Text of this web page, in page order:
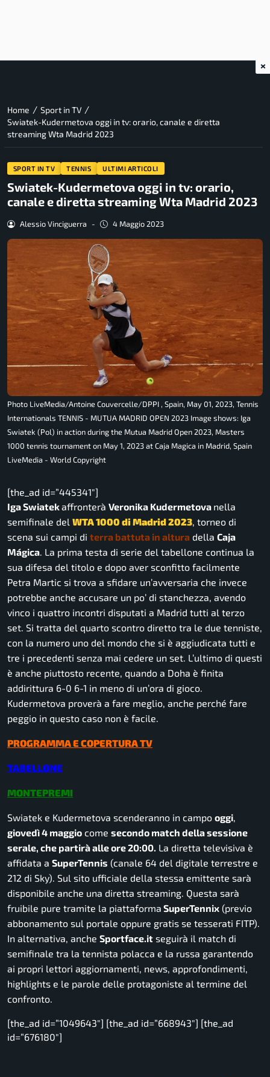
Home / Sport in TV /
Swiatek-Kudermetova oggi in tv: orario, canale e diretta
streaming Wta Madrid 2023
SPORT IN TV TENNIS ULTIMI ARTICOLI
Swiatek-Kudermetova oggi in tv: orario,
canale e diretta streaming Wta Madrid 2023
Alessio Vinciguerra - 4 Maggio 2023
Photo LiveMedia/Antoine Couvercelle/DPPI , Spain, May 01, 2023, Tennis
Internationals TENNIS - MUTUA MADRID OPEN 2023 Image shows: Iga
Swiatek (Pol) in action during the Mutua Madrid Open 2023, Masters
1000 tennis tournament on May 1, 2023 at Caja Magica in Madrid, Spain
LiveMedia - World Copyright
[the_ad id=”445341″]
Iga Swiatekaffronterà Veronika Kudermetova nella
semifinale del WTA 1000 di Madrid 2023, torneo di
scena sui campi di terra battuta in altura della Caja
Mágica. La prima testa di serie del tabellone continua la
sua difesa del titolo e dopo aver sconfitto facilmente
Petra Martic si trova a sfidare un’avversaria che invece
potrebbe anche accusare un po’ di stanchezza, avendo
vinco i quattro incontri disputati a Madrid tutti al terzo
set. Si tratta del quarto scontro diretto tra le due tenniste,
con la numero uno del mondo che si è aggiudicata tutti e
tre i precedenti senza mai cedere un set. L’ultimo di questi
è anche piuttosto recente, quando a Doha è finita
addirittura 6-0 6-1 in meno di un’ora di gioco.
Kudermetova proverà a fare meglio, anche perché fare
peggio in questo caso non è facile.
PROGRAMMA E COPERTURA TV
TABELLONE
MONTEPREMI
Swiatek e Kudermetova scenderanno in campo oggi,
giovedì 4 maggio come secondo match della sessione
serale, che partirà alle ore 20:00. La diretta televisiva è
affidata a SuperTennis (canale 64 del digitale terrestre e
212 di Sky). Sul sito ufficiale della stessa emittente sarà
disponibile anche una diretta streaming. Questa sarà
fruibile pure tramite la piattaforma SuperTennix (previo
abbonamento sul portale oppure gratis se tesserati FITP).
In alternativa, anche Sportface.it seguirà il match di
semifinale tra la tennista polacca e la russa garantendo
ai propri lettori aggiornamenti, news, approfondimenti,
highlights e le parole delle protagoniste al termine del
confronto.
[the_ad id=”1049643″] [the_ad id=”668943″] [the_ad
id=”676180″]
×